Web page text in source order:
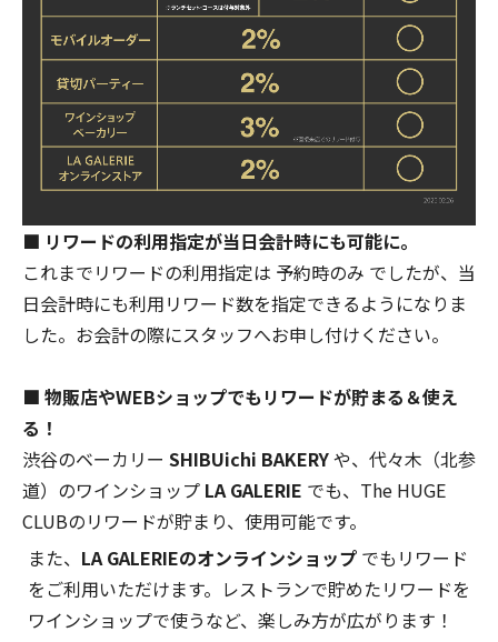
■ リワードの利用指定が当日会計時にも可能に。
これまでリワードの利用指定は 予約時のみ でしたが、当
日会計時にも利用リワード数を指定できるようになりま
した。お会計の際にスタッフへお申し付けください。
■ 物販店やWEBショップでもリワードが貯まる＆使え
る！
渋谷のベーカリー SHIBUichi BAKERYや、 代々木（北参
道）のワインショップ LA GALERIE でも、The HUGE
CLUBのリワードが貯まり、使用可能です。
また、 LA GALERIEのオンラインショップ でもリワード
をご利用いただけます。レストランで貯めたリワードを
ワインショップで使うなど、楽しみ方が広がります！